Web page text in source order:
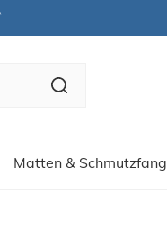
Matten & Schmutzfang